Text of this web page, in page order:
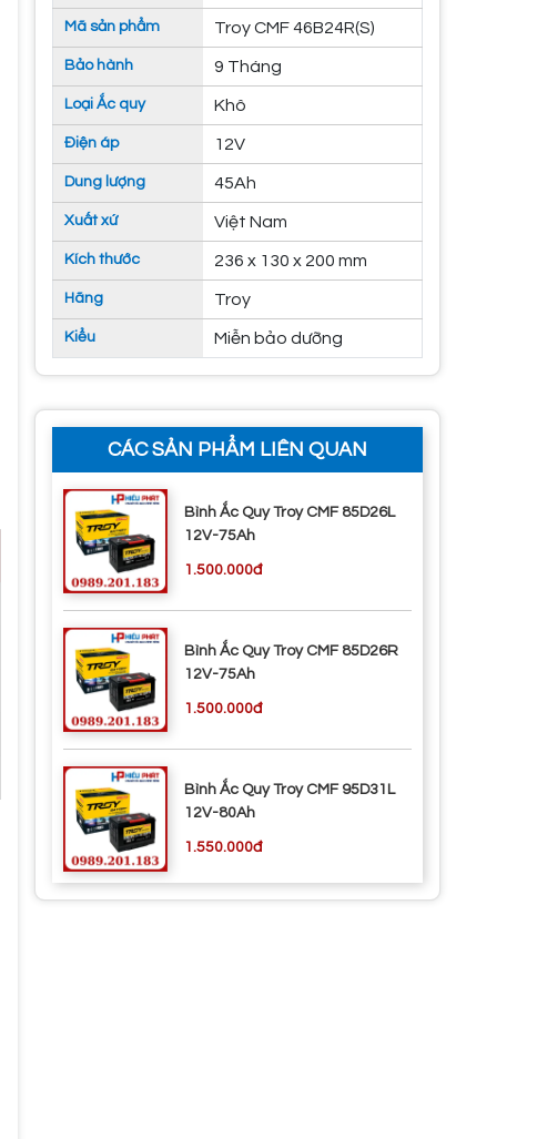
Mã sản phẩm Troy CMF 46B24R(S)
Bảo hành 9 Tháng
Loại Ắc quy Khô
Điện áp 12V
Dung lượng 45Ah
Xuất xứ Việt Nam
Kích thước 236 x 130 x 200 mm
Hãng Troy
Kiểu Miễn bảo dưỡng
CÁC SẢN PHẨM LIÊN QUAN
Bình Ắc Quy Troy CMF 85D26L
12V-75Ah
1.500.000đ
Bình Ắc Quy Troy CMF 85D26R
12V-75Ah
1.500.000đ
Bình Ắc Quy Troy CMF 95D31L
12V-80Ah
1.550.000đ